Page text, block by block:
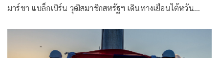
มาร์ชา แบล็กเบิร์น วุฒิสมาชิกสหรัฐฯ เดินทางเยือนไต้หวัน…